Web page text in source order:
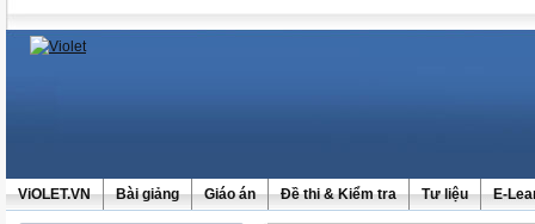
ViOLET.VN Bài giảng Giáo án Đề thi & Kiểm tra Tư liệu E-